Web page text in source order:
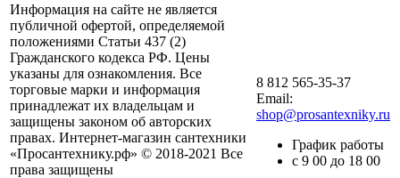
Информация на сайте не является
публичной офертой, определяемой
положениями Статьи 437 (2)
Гражданского кодекса РФ. Цены
указаны для ознакомления. Все
торговые марки и информация
принадлежат их владельцам и
защищены законом об авторских
правах. Интернет-магазин сантехники
«Просантехнику.рф» © 2018-2021 Все
права защищены
8 812 565-35-37
Email:
shop@prosantexniky.ru
График работы
с 9 00 до 18 00